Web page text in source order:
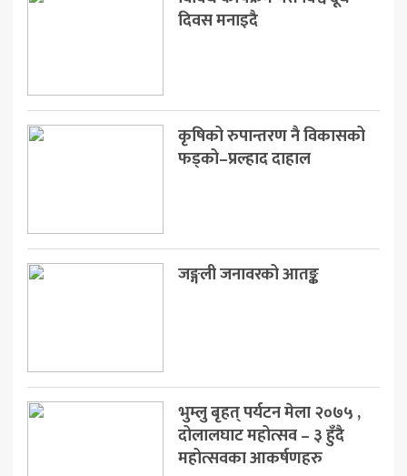
अन्य
दिवस मनाइदै
कृषिको रुपान्तरण नै विकासको
फड्को–प्रल्हाद दाहाल
जङ्गली जनावरको आतङ्क
भुम्लु बृहत् पर्यटन मेला २०७५ ,
दोलालघाट महोत्सव – ३ हुँदै
महोत्सवका आकर्षणहरु